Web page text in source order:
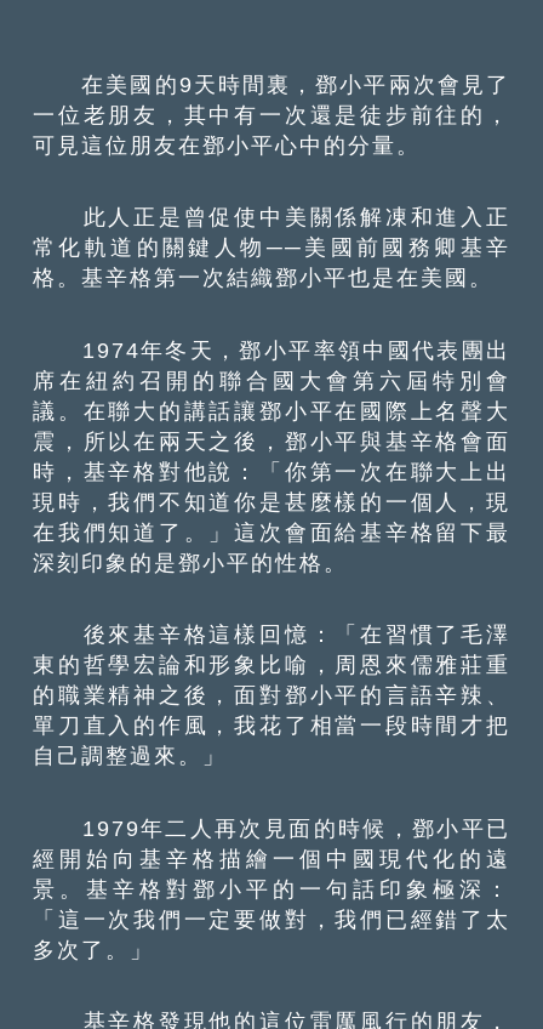
在美國的9天時間裏，鄧小平兩次會見了
一位老朋友，其中有一次還是徒步前往的，
可見這位朋友在鄧小平心中的分量。
此人正是曾促使中美關係解凍和進入正
常化軌道的關鍵人物──美國前國務卿基辛
格。基辛格第一次結織鄧小平也是在美國。
1974年冬天，鄧小平率領中國代表團出
席在紐約召開的聯合國大會第六屆特別會
議。在聯大的講話讓鄧小平在國際上名聲大
震，所以在兩天之後，鄧小平與基辛格會面
時，基辛格對他說：「你第一次在聯大上出
現時，我們不知道你是甚麼樣的一個人，現
在我們知道了。」這次會面給基辛格留下最
深刻印象的是鄧小平的性格。
後來基辛格這樣回憶：「在習慣了毛澤
東的哲學宏論和形象比喻，周恩來儒雅莊重
的職業精神之後，面對鄧小平的言語辛辣、
單刀直入的作風，我花了相當一段時間才把
自己調整過來。」
1979年二人再次見面的時候，鄧小平已
經開始向基辛格描繪一個中國現代化的遠
景。基辛格對鄧小平的一句話印象極深：
「這一次我們一定要做對，我們已經錯了太
多次了。」
基辛格發現他的這位雷厲風行的朋友，